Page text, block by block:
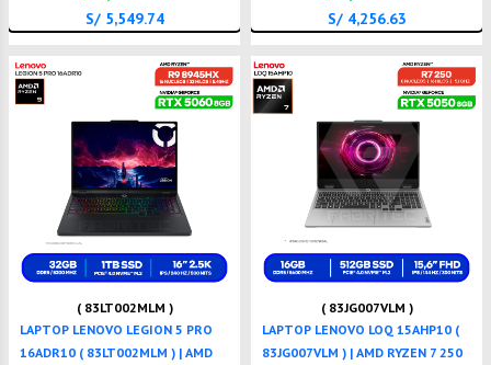
S/ 5,549.74 S/ 4,256.63
( 83LT002MLM )
LAPTOP LENOVO LEGION 5 PRO
16ADR10 ( 83LT002MLM ) | AMD
( 83JG007VLM )
LAPTOP LENOVO LOQ 15AHP10 (
83JG007VLM ) | AMD RYZEN 7 250